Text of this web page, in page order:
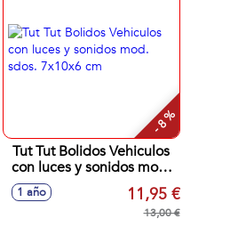
- 8 %
Tut Tut Bolidos Vehiculos
con luces y sonidos mod.
sdos. 7x10x6 cm
1 año 11,95 €
13,00 €